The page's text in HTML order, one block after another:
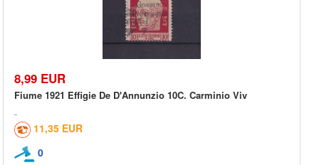
8,99 EUR
Fiume 1921 Effigie De D'Annunzio 10C. Carminio Viv
11,35 EUR
0